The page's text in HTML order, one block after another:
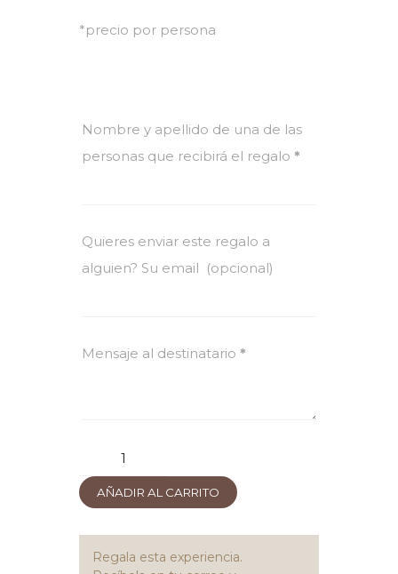
*precio por persona
Nombre y apellido de una de las
personas que recibirá el regalo *
Quieres enviar este regalo a
alguien? Su email (opcional)
Mensaje al destinatario *
Solà
Relax
AÑADIR AL CARRITO
Regala esta experiencia.